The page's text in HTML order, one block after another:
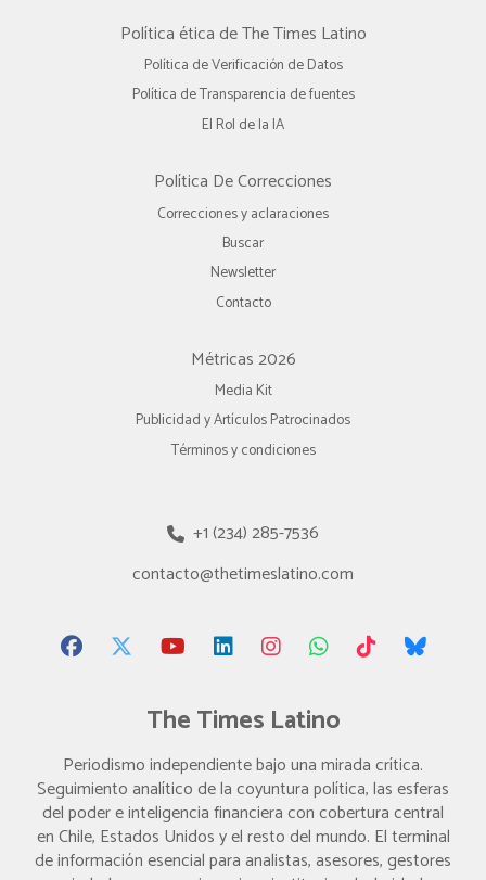
Política ética de The Times Latino
Política de Verificación de Datos
Política de Transparencia de fuentes
El Rol de la IA
Política De Correcciones
Correcciones y aclaraciones
Buscar
Newsletter
Contacto
Métricas 2026
Media Kit
Publicidad y Artículos Patrocinados
Términos y condiciones
The Times Latino
Periodismo independiente bajo una mirada crítica.
Seguimiento analítico de la coyuntura política, las esferas
del poder e inteligencia financiera con cobertura central
en Chile, Estados Unidos y el resto del mundo. El terminal
de información esencial para analistas, asesores, gestores
+1 (234) 285-7536
contacto@thetimeslatino.com